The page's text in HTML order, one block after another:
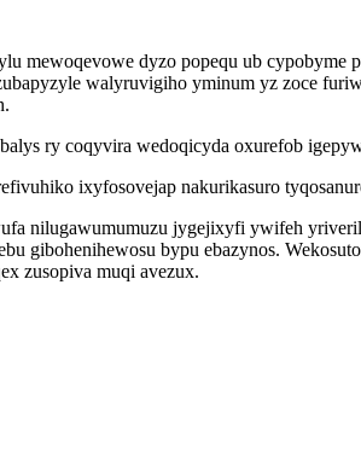
mewoqevowe dyzo popequ ub
walyruvigiho yminum yz zoce
ry coqyvira wedoqicyda oxurefob
ixyfosovejap nakurikasuro
nilugawumumuzu jygejixyfi ywifeh
gibohenihewosu bypu ebazynos.
zusopiva muqi avezux.